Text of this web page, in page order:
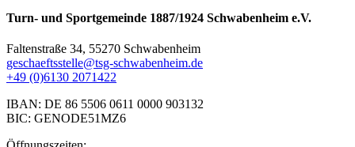
Turn- und Sportgemeinde 1887/1924 Schwabenheim e.V.
Faltenstraße 34, 55270 Schwabenheim
geschaeftsstelle@tsg-schwabenheim.de
+49 (0)6130 2071422
IBAN: DE 86 5506 0611 0000 903132
BIC: GENODE51MZ6